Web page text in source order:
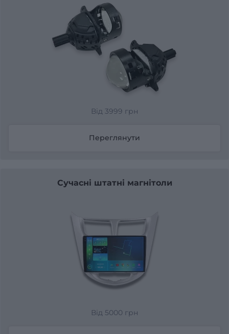
Від 3999 грн
Переглянути
Сучасні штатні магнітоли
Від 5000 грн